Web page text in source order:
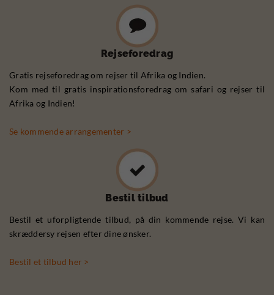
Rejseforedrag
Gratis rejseforedrag om rejser til Afrika og Indien.
Kom med til gratis inspirationsforedrag om safari og rejser til
Afrika og Indien!
Se kommende arrangementer >
Bestil tilbud
Bestil et uforpligtende tilbud, på din kommende rejse. Vi kan
skræddersy rejsen efter dine ønsker.
Bestil et tilbud her >